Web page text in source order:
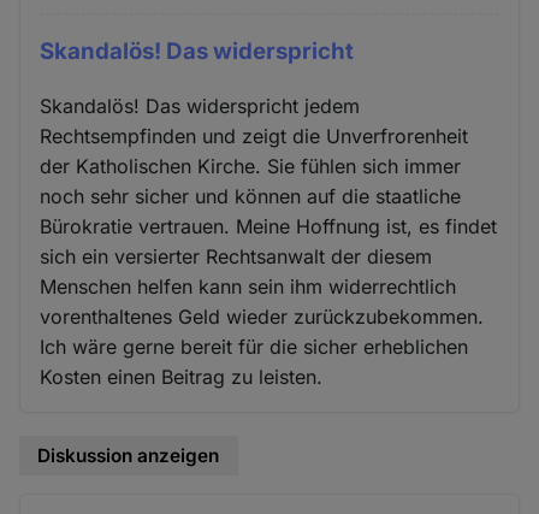
Skandalös! Das widerspricht
Skandalös! Das widerspricht jedem
Rechtsempfinden und zeigt die Unverfrorenheit
der Katholischen Kirche. Sie fühlen sich immer
noch sehr sicher und können auf die staatliche
Bürokratie vertrauen. Meine Hoffnung ist, es findet
sich ein versierter Rechtsanwalt der diesem
Menschen helfen kann sein ihm widerrechtlich
vorenthaltenes Geld wieder zurückzubekommen.
Ich wäre gerne bereit für die sicher erheblichen
Kosten einen Beitrag zu leisten.
Diskussion anzeigen